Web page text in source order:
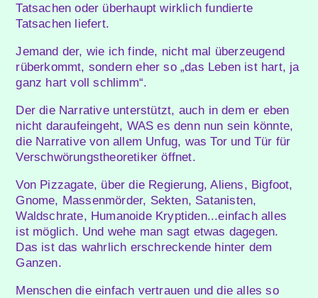
Tatsachen oder überhaupt wirklich fundierte
Tatsachen liefert.
Jemand der, wie ich finde, nicht mal überzeugend
rüberkommt, sondern eher so „das Leben ist hart, ja
ganz hart voll schlimm“.
Der die Narrative unterstützt, auch in dem er eben
nicht daraufeingeht, WAS es denn nun sein könnte,
die Narrative von allem Unfug, was Tor und Tür für
Verschwörungstheoretiker öffnet.
Von Pizzagate, über die Regierung, Aliens, Bigfoot,
Gnome, Massenmörder, Sekten, Satanisten,
Waldschrate, Humanoide Kryptiden...einfach alles
ist möglich. Und wehe man sagt etwas dagegen.
Das ist das wahrlich erschreckende hinter dem
Ganzen.
Menschen die einfach vertrauen und die alles so